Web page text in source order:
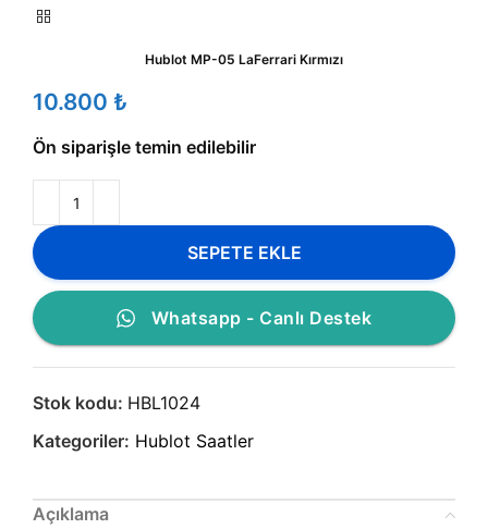
Hublot MP-05 LaFerrari Kırmızı
₺
Ön siparişle temin edilebilir
SEPETE EKLE
Whatsapp - Canlı Destek
Stok kodu: HBL1024
Kategoriler: Hublot Saatler
Açıklama